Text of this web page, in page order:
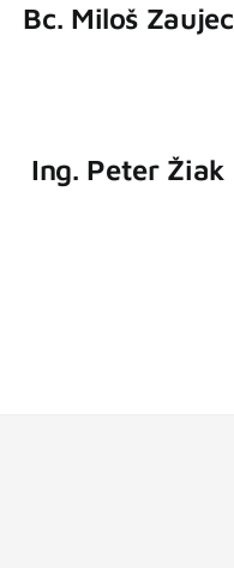
Bc. Miloš Zaujec
Ing. Peter Žiak